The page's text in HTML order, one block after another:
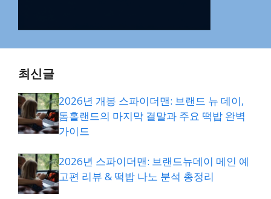
최신글
2026년 개봉 스파이더맨: 브랜드 뉴 데이,
톰홀랜드의 마지막 결말과 주요 떡밥 완벽
가이드
2026년 스파이더맨: 브랜드뉴데이 메인 예
고편 리뷰 & 떡밥 나노 분석 총정리